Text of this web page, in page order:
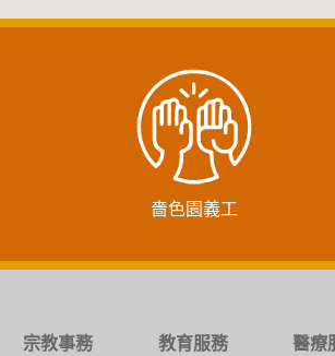
嗇色園義工
宗教事務
教育服務
醫療